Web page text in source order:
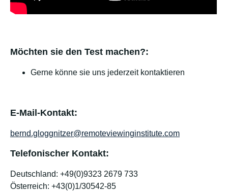
Möchten sie den Test machen?:
Gerne könne sie uns jederzeit kontaktieren
E-Mail-Kontakt:
bernd.gloggnitzer@remoteviewinginstitute.com
Telefonischer Kontakt:
Deutschland: +49(0)9323 2679 733
Österreich: +43(0)1/30542-85